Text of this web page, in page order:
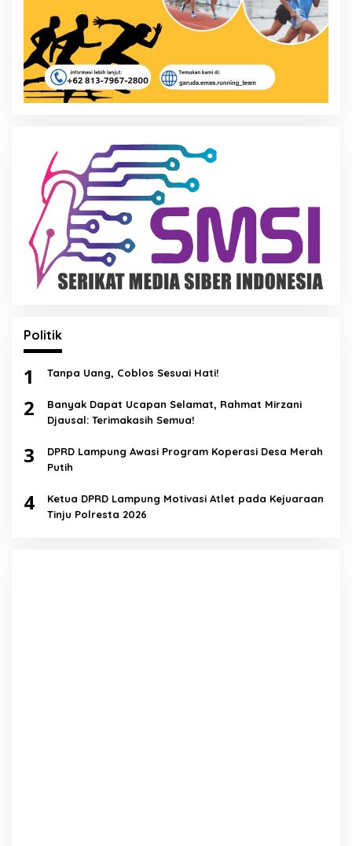
Politik
1 Tanpa Uang, Coblos Sesuai Hati!
2
Banyak Dapat Ucapan Selamat, Rahmat Mirzani
Djausal: Terimakasih Semua!
3
DPRD Lampung Awasi Program Koperasi Desa Merah
Putih
4
Ketua DPRD Lampung Motivasi Atlet pada Kejuaraan
Tinju Polresta 2026